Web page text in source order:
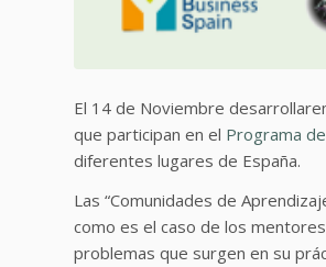
El 14 de Noviembre
que participan en el Programa
diferentes lugares de España.
Las “Comunidades de
como es el caso de los
problemas que surgen en su